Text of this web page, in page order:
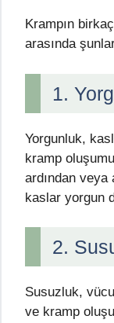
Krampın
arasında
1.
Yorgunluk,
kramp
ardından veya
kaslar yorgun
2.
Susuzluk,
ve kramp